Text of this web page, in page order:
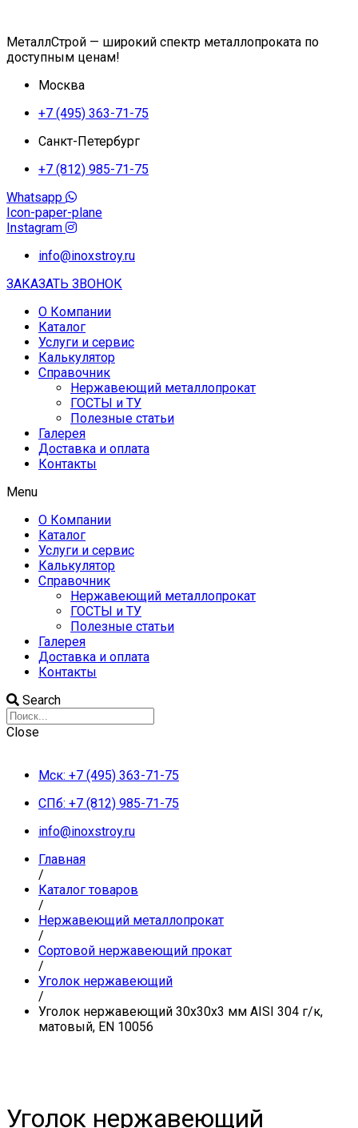
МеталлСтрой — широкий спектр металлопроката по
доступным ценам!
Москва
+7 (495) 363-71-75
Санкт-Петербург
+7 (812) 985-71-75
Whatsapp
Icon-paper-plane
Instagram
info@inoxstroy.ru
ЗАКАЗАТЬ ЗВОНОК
О Компании
Каталог
Услуги и сервис
Калькулятор
Справочник
Нержавеющий металлопрокат
ГОСТЫ и ТУ
Полезные статьи
Галерея
Доставка и оплата
Контакты
Menu
О Компании
Каталог
Услуги и сервис
Калькулятор
Справочник
Нержавеющий металлопрокат
ГОСТЫ и ТУ
Полезные статьи
Галерея
Доставка и оплата
Контакты
Search
Close
Мск: +7 (495) 363-71-75
СПб: +7 (812) 985-71-75
info@inoxstroy.ru
Главная
/
Каталог товаров
/
Нержавеющий металлопрокат
/
Сортовой нержавеющий прокат
/
Уголок нержавеющий
/
Уголок нержавеющий 30х30х3 мм AISI 304 г/к,
матовый, EN 10056
Уголок нержавеющий